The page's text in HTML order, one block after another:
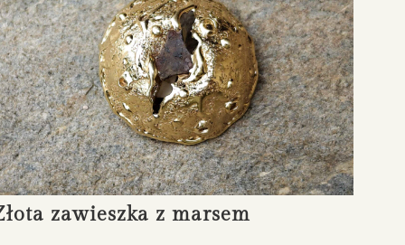
zawieszka z marsem